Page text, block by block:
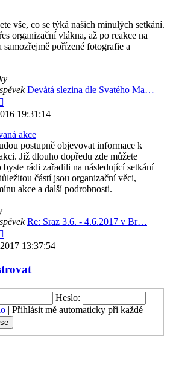
vše, co se týká našich minulých setkání.
organizační vlákna, až po reakce na
samozřejmě pořízené fotografie a
Devátá slezina dle Svatého Ma…
poslední
19:31:14
akce
postupně objevovat informace k
Již dlouho dopředu zde můžete
byste rádi zařadili na následující setkání
částí jsou organizační věci,
akce a další podrobnosti.
Re: Sraz 3.6. - 4.6.2017 v Br…
poslední13:37:54
Heslo:
| Přihlásit mě automaticky při každé